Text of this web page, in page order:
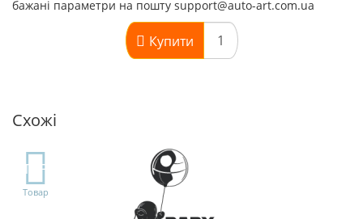
бажані параметри на пошту support@auto-art.com.ua
Купити
Схожі
TOP
Товар